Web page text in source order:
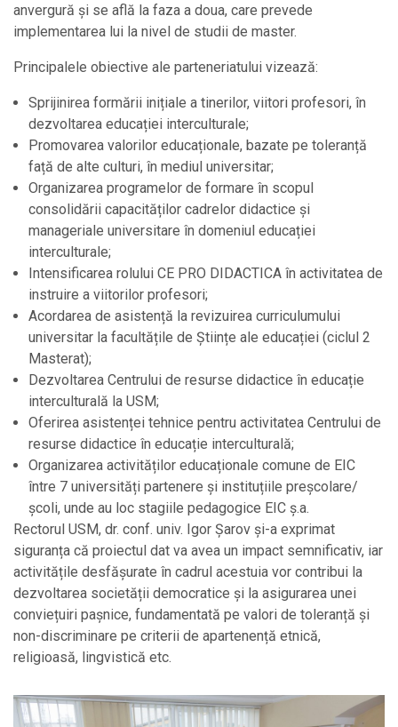
anvergură și se află la faza a doua, care prevede
implementarea lui la nivel de studii de master.
Principalele obiective ale parteneriatului vizează:
Sprijinirea formării inițiale a tinerilor, viitori profesori, în
dezvoltarea educației interculturale;
Promovarea valorilor educaționale, bazate pe toleranță
față de alte culturi, în mediul universitar;
Organizarea programelor de formare în scopul
consolidării capacităților cadrelor didactice și
manageriale universitare în domeniul educației
interculturale;
Intensificarea rolului CE PRO DIDACTICA în activitatea de
instruire a viitorilor profesori;
Acordarea de asistență la revizuirea curriculumului
universitar la facultățile de Științe ale educației (ciclul 2
Masterat);
Dezvoltarea Centrului de resurse didactice în educație
interculturală la USM;
Oferirea asistenței tehnice pentru activitatea Centrului de
resurse didactice în educație interculturală;
Organizarea activităților educaționale comune de EIC
între 7 universități partenere și instituțiile preșcolare/
școli, unde au loc stagiile pedagogice EIC ș.a.
Rectorul USM, dr. conf. univ. Igor Șarov și-a exprimat
siguranța că proiectul dat va avea un impact semnificativ, iar
activitățile desfășurate în cadrul acestuia vor contribui la
dezvoltarea societății democratice și la asigurarea unei
conviețuiri pașnice, fundamentată pe valori de toleranță și
non-discriminare pe criterii de apartenență etnică,
religioasă, lingvistică etc.